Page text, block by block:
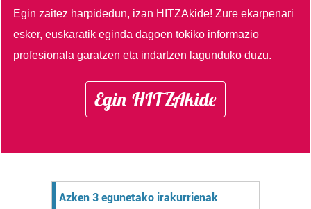
Egin zaitez harpidedun, izan HITZAkide!Zure ekarpenari
esker, euskaratik eginda dagoen tokiko informazio
profesionala garatzen eta indartzen lagunduko duzu.
Egin HITZAkide
Azken 3 egunetako irakurrienak